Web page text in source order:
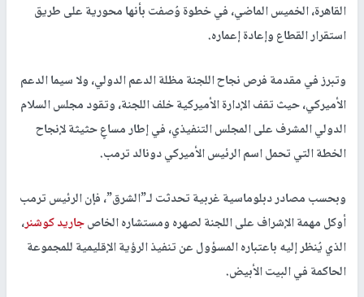
القاهرة، الخميس الماضي، في خطوة وُصفت بأنها محورية على طريق
استقرار القطاع وإعادة إعماره.
وتبرز في مقدمة فرص نجاح اللجنة مظلة الدعم الدولي، ولا سيما الدعم
الأميركي، حيث تقف الإدارة الأميركية خلف اللجنة، وتقود مجلس السلام
الدولي المشرف على المجلس التنفيذي، في إطار مساعٍ حثيثة لإنجاح
الخطة التي تحمل اسم الرئيس الأميركي دونالد ترمب.
وبحسب مصادر دبلوماسية غربية تحدثت لـ”الشرق”، فإن الرئيس ترمب
أوكل مهمة الإشراف على اللجنة لصهره ومستشاره الخاصجاريد كوشنر،
الذي يُنظر إليه باعتباره المسؤول عن تنفيذ الرؤية الإقليمية للمجموعة
الحاكمة في البيت الأبيض.